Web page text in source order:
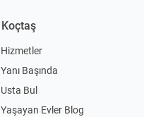
Koçtaş
Hizmetler
Yanı Başında
Usta Bul
Yaşayan Evler Blog